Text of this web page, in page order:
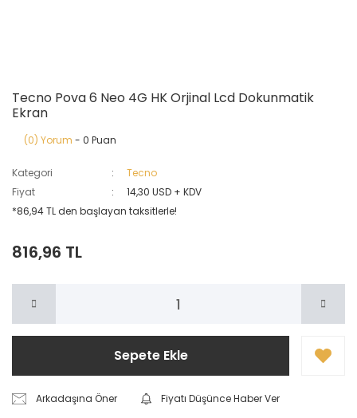
Tecno Pova 6 Neo 4G HK Orjinal Lcd Dokunmatik
Ekran
(0) Yorum - 0 Puan
Kategori
Tecno
Fiyat
14,30 USD + KDV
*86,94 TL den başlayan taksitlerle!
816,96 TL
Sepete Ekle
Arkadaşına Öner
Fiyatı Düşünce Haber Ver